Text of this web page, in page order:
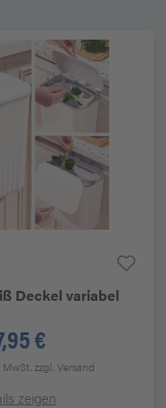
Deckel variabel
€
MwSt.zzgl. Versand
zeigen